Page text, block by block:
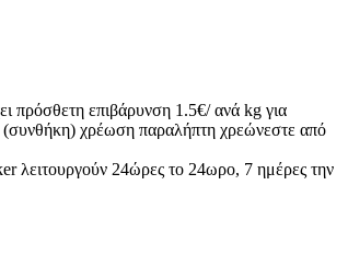
πρόσθετη επιβάρυνση 1.5€/ ανά kg για
(συνθήκη) χρέωση παραλήπτη χρεώνεστε από
24ώρες το 24ωρο, 7 ημέρες την